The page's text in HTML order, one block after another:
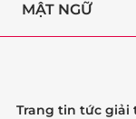
MẬT NGỮ
Trang tin tức giải